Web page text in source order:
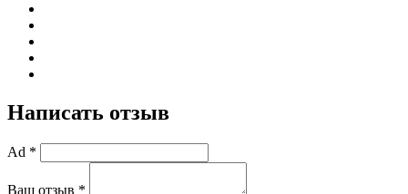
Написать отзыв
Ad *
Ваш отзыв *